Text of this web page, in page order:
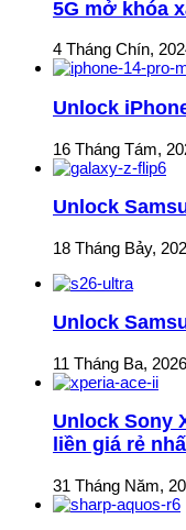
5G mở khóa
4 Tháng Chín,
Unlock
16 Tháng Tám,
Unlock
18 Tháng Bảy,
Unlock
11 Tháng Ba, 2026
Unlock Sony
liền giá rẻ
31 Tháng Năm,